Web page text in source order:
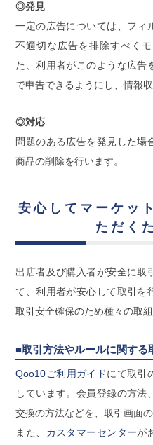
◎発見
一定の広告については、フィ
不適切な広告を排除すべく
た、利用者がこのような広告
で申告できるようにし、情報
◎対応
問題のある広告を発見した場
商品の削除を行います。
安心してマーケッ
ただく
出店者及び購入者が安全に取
て、利用者が安心して取引を
取引安全確保のため種々の取
■取引方法やルールに関する
Qoo10ご利用ガイドにて取引
しています。会員登録の方法
交換の方法などを、取引画面
また、 カスタマーセンターが